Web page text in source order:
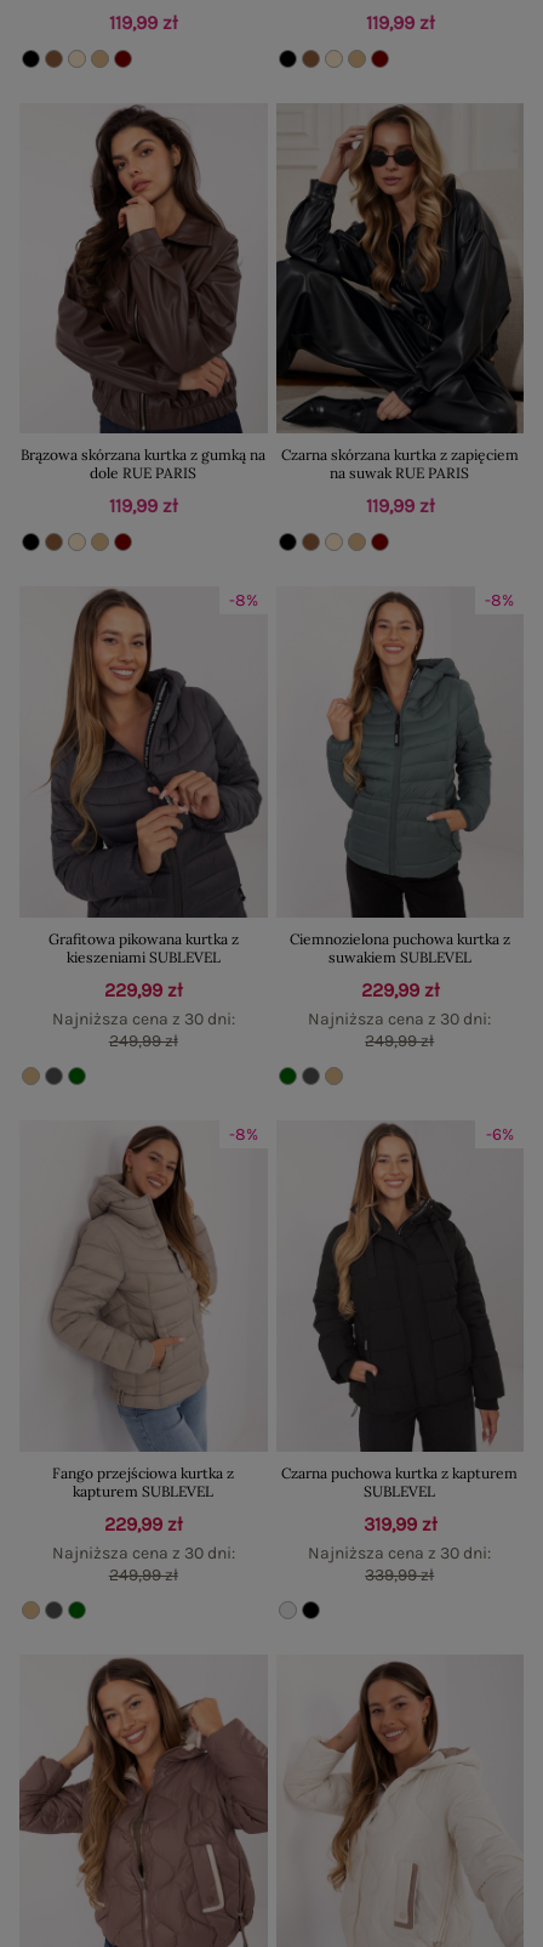
119,99 zł 119,99 zł
Brązowa skórzana kurtka z gumką na
dole RUE PARIS
119,99 zł
Czarna skórzana kurtka z zapięciem
na suwak RUE PARIS
119,99 zł
-8%
Grafitowa pikowana kurtka z
kieszeniami SUBLEVEL
229,99 zł
Najniższa cena z 30 dni:
249,99 zł
-8%
Ciemnozielona puchowa kurtka z
suwakiem SUBLEVEL
229,99 zł
Najniższa cena z 30 dni:
249,99 zł
-8%
Fango przejściowa kurtka z
kapturem SUBLEVEL
229,99 zł
Najniższa cena z 30 dni:
249,99 zł
-6%
Czarna puchowa kurtka z kapturem
SUBLEVEL
319,99 zł
Najniższa cena z 30 dni:
339,99 zł